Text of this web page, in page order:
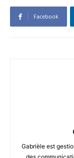
Facebook
Gabrièle est